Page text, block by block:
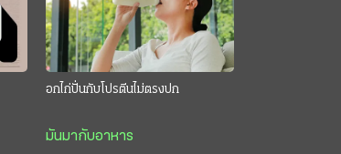
อกไก่ปั่นกับโปรตีนไม่ตรงปก
มันมากับอาหาร